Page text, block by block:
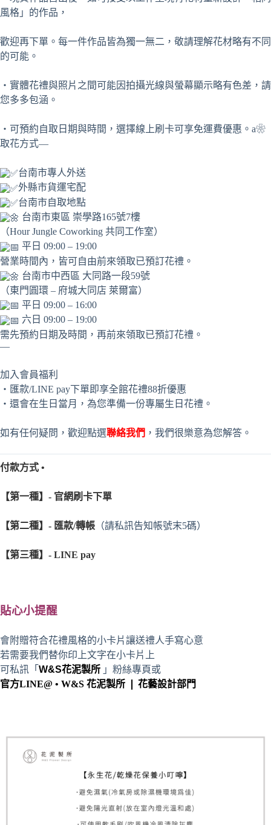
風格」的作品，
歡迎再下單。每一件作品皆為獨一無二，敬請理解花材略有不同
的可能。
・實體花禮與照片之間可能因拍攝光線與螢幕顯示略有色差，請
您多多包涵。
・可預約自取日期與時間，選擇線上刷卡可享免運費優惠。a❀
取花方式—
台南市專人外送
外縣市貨運宅配
台南市自取地點
台南市東區 崇學路165號7樓
（Hour Jungle Coworking 共同工作室）
平日 09:00 – 19:00
營業時間內，皆可自由前來領取已預訂花禮。
台南市中西區 大同路一段59號
（東門圓環 – 府城大同店 萊爾富）
平日 09:00 – 16:00
六日 09:00 – 19:00
需先預約日期及時間，再前來領取已預訂花禮。
—
加入會員福利
・匯款/LINE pay下單即享全館花禮88折優惠
・還會在生日當月，為您準備一份專屬生日花禮。
如有任何疑問，歡迎點選聯絡我們 ，我們很樂意為您解答。
付款方式 •
【第一種】- 官網刷卡下單
【第二種】- 匯款/轉帳 （請私訊告知帳號末5碼）
【第三種】- LINE pay
貼心小提醒
會附贈符合花禮風格的小卡片讓送禮人手寫心意
若需要我們替你印上文字在小卡片上
可私訊「 W&S花泥製所 」粉絲專頁或
官方LINE@ • W&S 花泥製所 ❘ 花藝設計部門